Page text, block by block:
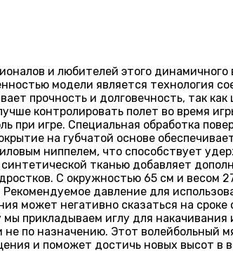
и любителей этого
модели является технология
прочность и долговечность, так
контролировать полет во время
при игре. Специальная обработка
на губчатой основе
ниппелем, что способствует
тканью добавляет
С окружностью 65 см и весом
давление для
может негативно сказаться на
прикладываем иглу для накачивания
по назначению. Этот волейбольный
и поможет достичь новых высот в